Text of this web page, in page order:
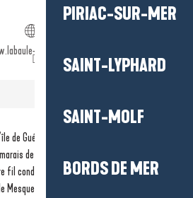
PIRIAC-SUR-MER
SAINT-LYPHARD
SAINT-MOLF
BORDS DE MER
coordonnées
guerande.com
de Guérande vous offre ici une balade
de Brière aux marais salants, ouvrant
fil conducteur : l’eau... Avant de goûter aux
Mesquer, vous traverserez des villages